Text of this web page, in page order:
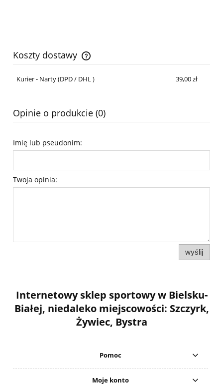
Koszty dostawy
Cena nie zawiera ewentualnych kosztów płatności
Kurier - Narty(DPD / DHL ) 39,00 zł
Opinie o produkcie (0)
Imię lub pseudonim:
Twoja opinia:
wyślij
Internetowy sklep sportowy w Bielsku-
Białej, niedaleko miejscowości: Szczyrk,
Żywiec, Bystra
Pomoc
Moje konto